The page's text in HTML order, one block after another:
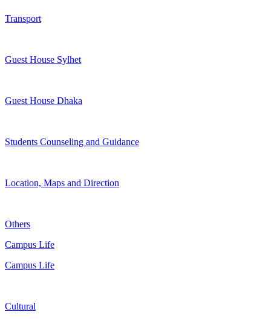
Transport
Guest House Sylhet
Guest House Dhaka
Students Counseling and Guidance
Location, Maps and Direction
Others
Campus Life
Campus Life
Cultural